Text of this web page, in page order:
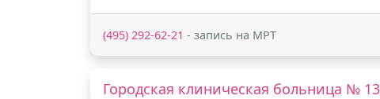
(495) 292-62-21 - запись на МРТ
Городская клиническая больница № 13